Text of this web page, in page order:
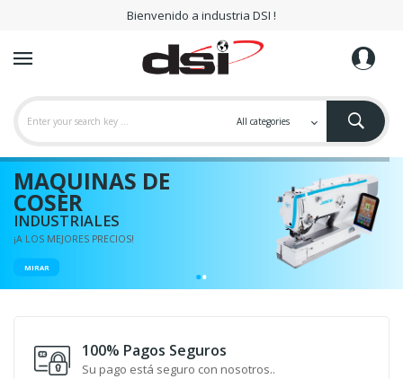
Bienvenido a industria DSI !
MAQUINAS DE
COSER
INDUSTRIALES
¡A LOS MEJORES PRECIOS!
MIRAR
100% Pagos Seguros
Su pago está seguro con nosotros..